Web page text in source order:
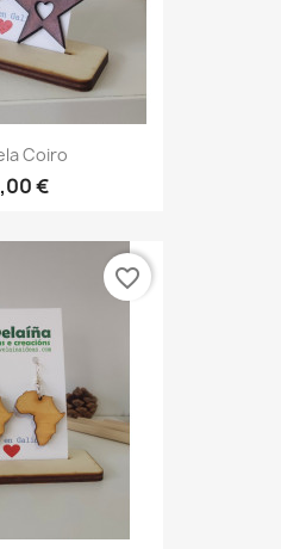
Coiro
€
favorite_border